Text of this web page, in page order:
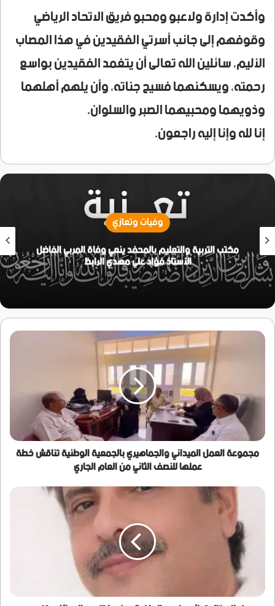
وأكدت إدارة ولاعبو ومحبو فريق الاتحاد الرياضي
وقوفهم إلى جانب أسرتي الفقيدين في هذا المصاب
الأليم، سائلين الله تعالى أن يتغمد الفقيدين بواسع
رحمته، ويسكنهما فسيح جناته، وأن يلهم أهلهما
وذويهما ومحبيهما الصبر والسلوان.
إنا لله وإنا إليه راجعون.
وفيات وتعازي
مكتب التربية والتعليم بالمحفد ينعي وفاة المربي الفاضل
الأستاذ فؤاد علي مهدي الرابظ
مجموعة
الميداني
بالجمعية
الوطنية
تناقشخطة
عملها
للنصف
الثاني
العام
مجموعة العمل الميداني والجماهيري بالجمعية الوطنية تناقش خطة
عملها للنصف الثاني من العام الجاري
خطاب“المتوائمون
الرياض”..
عندما
تتعدد
الرسائل
وتغيب
الوجهة